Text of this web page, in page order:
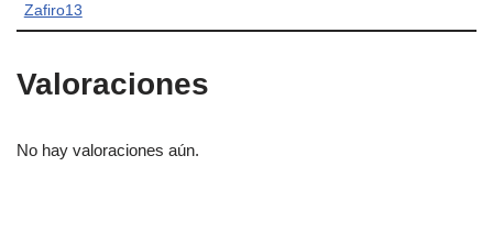
Zafiro13
Valoraciones
No hay valoraciones aún.